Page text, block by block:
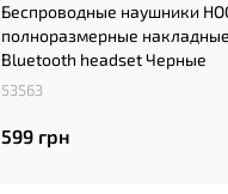
Беспроводные наушники
полноразмерные
Bluetooth headset Черные
53563
599 грн